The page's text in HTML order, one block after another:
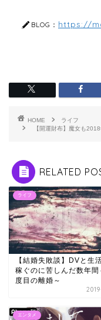
BLOG： https://
HOME
ライフ
【開運財布】魔女も
RELATED
ライフ
【結婚失敗談】DVと生
稼ぐのに苦しんだ数年間
度目の離婚～
エンタメ